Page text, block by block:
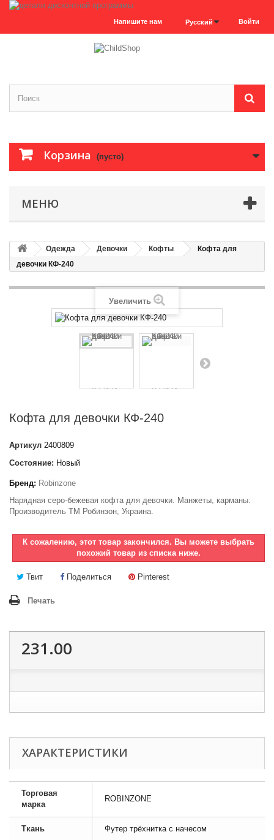
Войти
Русский
Напишите нам
Корзина (пусто)
МЕНЮ
Одежда Девочки Кофты
Кофта для
девочки КФ-240
Увеличить
Кофта для девочки КФ-240
Артикул 2400809
Состояние: Новый
Бренд: Robinzone
Нарядная серо-бежевая кофта для девочки. Манжеты, карманы.
Производитель ТМ Робинзон, Украина.
К сожалению, этот товар закончился. Вы можете выбрать
похожий товар из списка ниже.
Твит Поделиться Pinterest
Печать
231.00
ХАРАКТЕРИСТИКИ
Торговая
марка
ROBINZONE
Ткань Футер трёхнитка с начесом